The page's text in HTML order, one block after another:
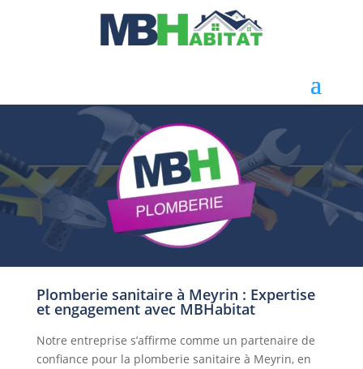
Plomberie sanitaire à Meyrin : Expertise
et engagement avec MBHabitat
Notre entreprise s’affirme comme un partenaire de
confiance pour la plomberie sanitaire à Meyrin, en